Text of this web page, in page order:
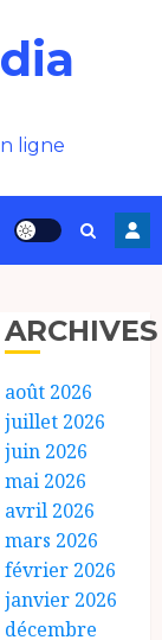
ligne
ARCHIVES
août 2026
juillet 2026
juin 2026
mai 2026
avril 2026
mars 2026
février 2026
janvier 2026
décembre